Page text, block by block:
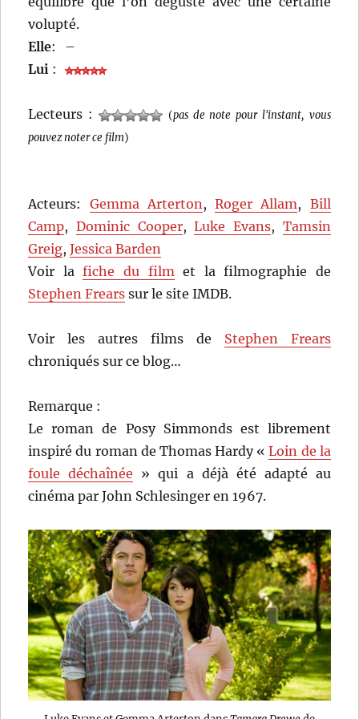
volupté.
Elle:
–
Lui :
Lecteurs : (pas de note pour l'instant, vous
pouvez noter ce film)
Acteurs: Gemma Arterton,Roger Allam, Bill
Camp, Dominic Cooper,Luke Evans, Tamsin
Greig,Jessica Barden
Voir lafiche du filmet la filmographie de
Stephen Frears sur le site IMDB.
Voir les autres films de Stephen Frears
chroniqués sur ce blog…
Remarque :
Le roman de Posy Simmonds est librement
inspiré du roman de Thomas Hardy «Loin de la
foule déchaînée » qui a déjà été adapté au
cinéma par John Schlesinger en 1967.